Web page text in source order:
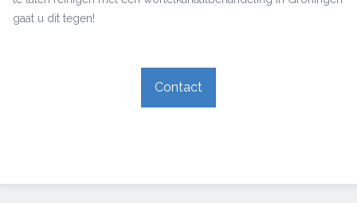
gaat u dit tegen!
Contact